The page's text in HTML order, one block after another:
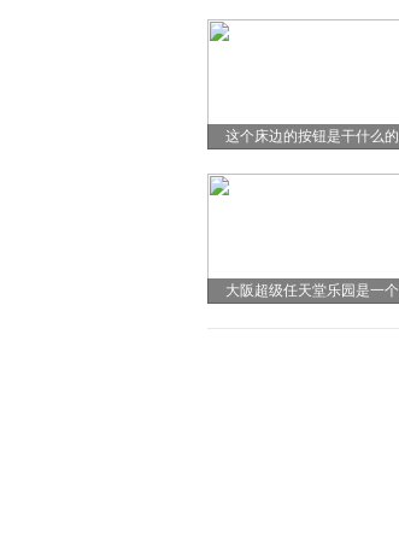
这个床边的按钮是干什么的
大阪超级任天堂乐园是一个